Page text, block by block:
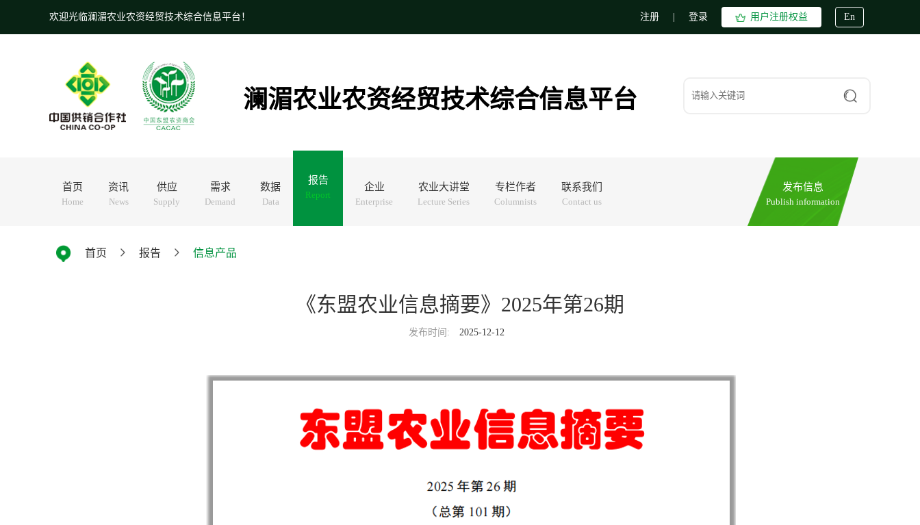
欢迎光临澜湄农业农资经贸技术综合信息平台！ 注册 登录 用户注册权益 En
澜湄农业农资经贸技术综合信息平台
首页
Home
资讯
News
供应
Supply
需求
Demand
数据
Data
报告
Report
企业
Enterprise
农业大讲堂
Lecture Series
专栏作者
Columnists
联系我们
Contact us
发布信息
Publish information
首页 报告 信息产品
《东盟农业信息摘要》2025年第26期
发布时间: 2025-12-12